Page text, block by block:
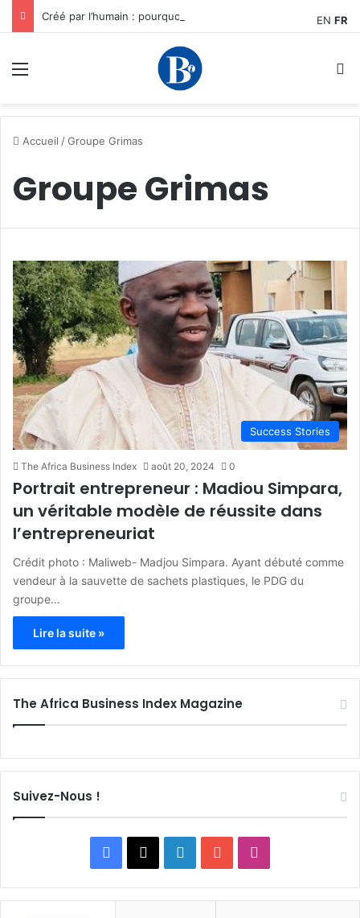
Créé par l’humain : pourquoi notre plus grand avantage à l’ère de l’IA reste humain, par Edward Tatchim
Accueil /Groupe Grimas
Groupe Grimas
Success Stories
The Africa Business Index août 20, 2024 0
Portrait entrepreneur : Madiou Simpara,
un véritable modèle de réussite dans
l’entrepreneuriat
Crédit photo : Maliweb- Madjou Simpara. Ayant débuté comme
vendeur à la sauvette de sachets plastiques, le PDG du
groupe…
Lire la suite »
The Africa Business Index Magazine
Suivez-Nous !
a
i
o
n
EN FR